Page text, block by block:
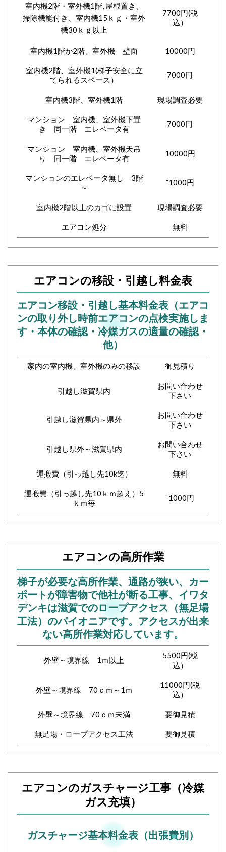
室内機2階・室外機1階, 屋根置き、
掃除機能付き、室内機15ｋｇ・室外
機30ｋｇ以上
7700円(税
込）
室内機1階か2階、室外機 壁面 10000円
室内機2階、室外機1(梯子安全に立
てられるスペース）
7000円
室内機3階、室外機1階 現場調査必要
マンション 室内機、室外機下置
き 同一階 エレベータ有
7000円
マンション 室内機、室外機天吊
り 同一階 エレベータ有
10000円
マンションのエレベータ無し 3階
～
⁺1000円
室内機2階以上のカゴに設置 現場調査必要
エアコン処分 無料
エアコンの移設・引越し料金表
エアコン移設・引越し基本料金表（エアコ
ンの取り外し時前エアコンの点検実施しま
す・本体の確認・冷媒ガスの適量の確認・
他）
家内の室内機、室外機のみの移設 御見積り
引越し滋賀県内
お問い合わせ
下さい
引越し滋賀県内～県外
お問い合わせ
下さい
引越し県外～滋賀県内
お問い合わせ
下さい
運搬費（引っ越し先10k迄） 無料
運搬費（引っ越し先10ｋｍ超え）5
ｋｍ毎
⁺1000円
エアコンの高所作業
梯子が必要な高所作業、通路が狭い、カー
ポートが障害物で他社が断る工事、イワタ
デンキは滋賀でのロープアクセス（無足場
工法）のパイオニアです。アクセスが出来
ない高所作業対応しています。
外壁～境界線 1ｍ以上
5500円(税
込）
外壁～境界線 70ｃｍ～1ｍ
11000円(税
込）
外壁～境界線 70ｃｍ未満 要御見積
無足場・ロープアクセス工法 要御見積
エアコンのガスチャージ工事（冷媒
ガス充填）
ガスチャージ基本料金表（出張費別）